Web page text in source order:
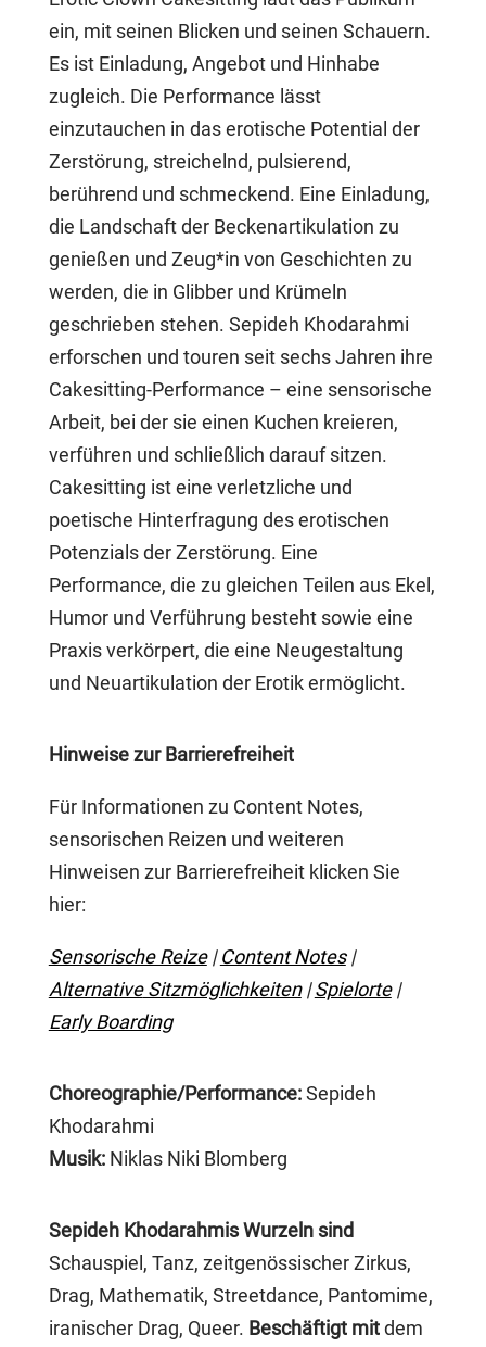
ein, mit seinen Blicken und seinen Schauern.
Es ist Einladung, Angebot und Hinhabe
zugleich. Die Performance lässt
einzutauchen in das erotische Potential der
Zerstörung, streichelnd, pulsierend,
berührend und schmeckend. Eine Einladung,
die Landschaft der Beckenartikulation zu
genießen und Zeug*in von Geschichten zu
werden, die in Glibber und Krümeln
geschrieben stehen. Sepideh Khodarahmi
erforschen und touren seit sechs Jahren ihre
Cakesitting-Performance – eine sensorische
Arbeit, bei der sie einen Kuchen kreieren,
verführen und schließlich darauf sitzen.
Cakesitting ist eine verletzliche und
poetische Hinterfragung des erotischen
Potenzials der Zerstörung. Eine
Performance, die zu gleichen Teilen aus Ekel,
Humor und Verführung besteht sowie eine
Praxis verkörpert, die eine Neugestaltung
und Neuartikulation der Erotik ermöglicht.
Hinweise zur Barrierefreiheit
Für Informationen zu Content Notes,
sensorischen Reizen und weiteren
Hinweisen zur Barrierefreiheit klicken Sie
hier:
Sensorische Reize|Content Notes|
AlternativeSitzmöglichkeiten|Spielorte|
Early Boarding
Choreographie/Performance:Sepideh
Khodarahmi
Musik:Niklas Niki Blomberg
Sepideh Khodarahmis Wurzeln sind
Schauspiel, Tanz, zeitgenössischer Zirkus,
Drag, Mathematik, Streetdance, Pantomime,
iranischer Drag, Queer. Beschäftigt mitdem